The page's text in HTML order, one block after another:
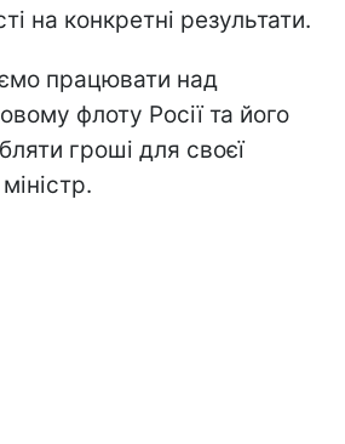
на конкретні результати.
працювати над
флоту Росії та його
гроші для своєї